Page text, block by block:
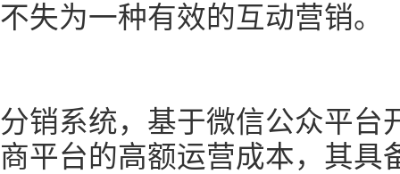
不失为一种有效的互动营销。
分销系统，基于微信公众平台
商平台的高额运营成本，其具